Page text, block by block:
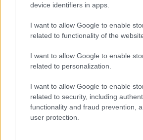
device identifiers in apps.
I want to allow Google to enable
related to functionality of the
I want to allow Google to enable
related to personalization.
I want to allow Google to enable
related to security, including
functionality and fraud prevention,
user protection.
F
a
b
o
k
T
w
te
Pi
n
re
W
h
at
s
p
p
h
re
Prossimo articolo
NOTIZIE RECENTI